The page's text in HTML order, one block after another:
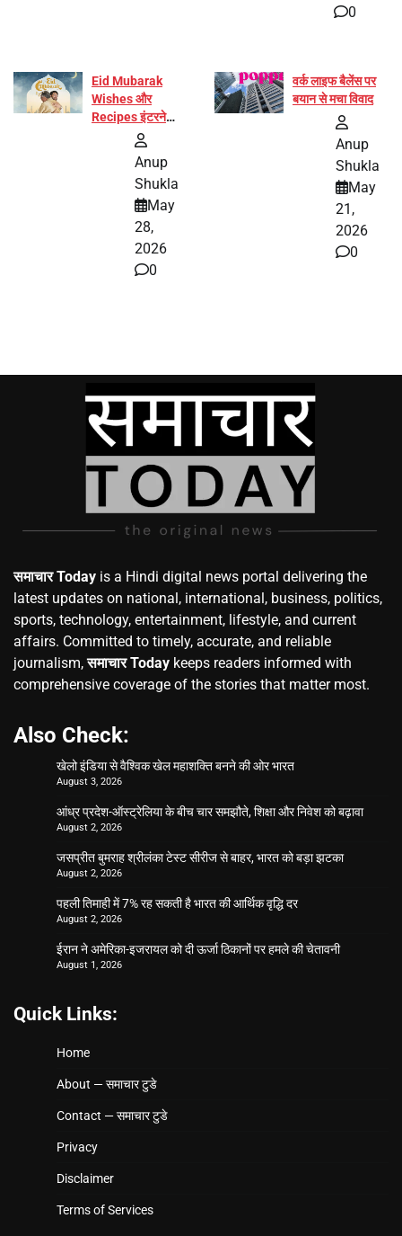
0
Eid Mubarak
Wishes और
Recipes इंटरनेट
पर हुईं वायरल
Anup
Shukla
May
28,
2026
0
वर्क लाइफ बैलेंस पर
बयान से मचा विवाद
Anup
Shukla
May
21,
2026
0
समाचार Today is a Hindi digital news portal delivering the
latest updates on national, international, business, politics,
sports, technology, entertainment, lifestyle, and current
affairs. Committed to timely, accurate, and reliable
journalism,समाचार Today keeps readers informed with
comprehensive coverage of the stories that matter most.
Also Check:
खेलो इंडिया से वैश्विक खेल महाशक्ति बनने की ओर भारत
August 3, 2026
आंध्र प्रदेश-ऑस्ट्रेलिया के बीच चार समझौते, शिक्षा और निवेश को बढ़ावा
August 2, 2026
जसप्रीत बुमराह श्रीलंका टेस्ट सीरीज से बाहर, भारत को बड़ा झटका
August 2, 2026
पहली तिमाही में 7% रह सकती है भारत की आर्थिक वृद्धि दर
August 2, 2026
ईरान ने अमेरिका-इजरायल को दी ऊर्जा ठिकानों पर हमले की चेतावनी
August 1, 2026
Quick Links:
Home
About — समाचार टुडे
Contact — समाचार टुडे
Privacy
Disclaimer
Terms of Services